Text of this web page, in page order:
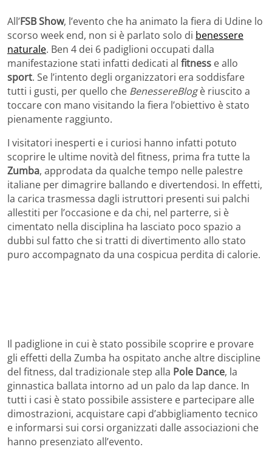
All’FSB Show, l’evento che ha animato la fiera di Udine lo
scorso week end, non si è parlato solo di benessere
naturale. Ben 4 dei 6 padiglioni occupati dalla
manifestazione stati infatti dedicati al fitness e allo
sport. Se l’intento degli organizzatori era soddisfare
tutti i gusti, per quello che BenessereBlogè riuscito a
toccare con mano visitando la fiera l’obiettivo è stato
pienamente raggiunto.
I visitatori inesperti e i curiosi hanno infatti potuto
scoprire le ultime novità del fitness, prima fra tutte la
Zumba, approdata da qualche tempo nelle palestre
italiane per dimagrire ballando e divertendosi. In effetti,
la carica trasmessa dagli istruttori presenti sui palchi
allestiti per l’occasione e da chi, nel parterre, si è
cimentato nella disciplina ha lasciato poco spazio a
dubbi sul fatto che si tratti di divertimento allo stato
puro accompagnato da una cospicua perdita di calorie.
Il padiglione in cui è stato possibile scoprire e provare
gli effetti della Zumba ha ospitato anche altre discipline
del fitness, dal tradizionale step alla Pole Dance, la
ginnastica ballata intorno ad un palo da lap dance. In
tutti i casi è stato possibile assistere e partecipare alle
dimostrazioni, acquistare capi d’abbigliamento tecnico
e informarsi sui corsi organizzati dalle associazioni che
hanno presenziato all’evento.